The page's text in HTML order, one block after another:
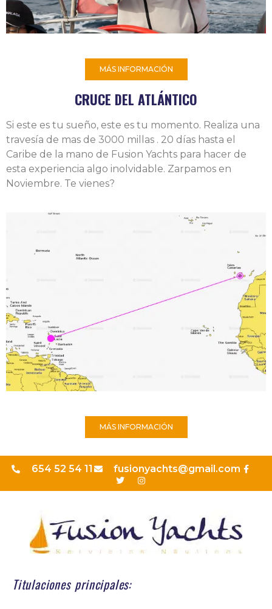
MÁS INFORMACIÓN
CRUCE DEL ATLÁNTICO
Si este es tu sueño, este es tu momento. Realiza una
travesía de mas de 3000 millas . 20 días hasta el
Caribe de la mano de Fusion Yachts para hacer de
esta experiencia algo inolvidable. Zarpamos en
Noviembre. Te vienes?
MÁS INFORMACIÓN
654 52 54 11 fusionyachts@gmail.com
Titulaciones principales: